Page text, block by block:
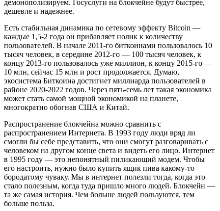
демонополизируем. Госуслуги на блокчейне будут быстрее,
дешевле и надежнее.
Есть стабильная динамика по сетевому эффекту Bitcoin —
каждые 1,5-2 года он прибавляет нолик к количеству
пользователей. В начале 2011-го биткоинами пользовалось 10
тысяч человек, в середине 2012-го — 100 тысяч человек, к
концу 2013-го пользовалось уже миллион, к концу 2015-го —
10 млн, сейчас 15 млн и рост продолжается. Думаю,
экосистема Биткоина достигнет миллиарда пользователей в
районе 2020-2022 годов. Через пять-семь лет такая экономика
может стать самой мощной экономикой на планете,
многократно обогнав США и Китай.
Распространение блокчейна можно сравнить с
распространением Интернета. В 1993 году люди вряд ли
смогли бы себе представить, что они смогут разговаривать с
человеком на другом конце света и видеть его лицо. Интернет
в 1995 году — это непонятный пиликающий модем. Чтобы
его настроить, нужно было купить ящик пива какому-то
бородатому чуваку. Мы в интернет полезли тогда, когда это
стало полезным, когда туда пришло много людей. Блокчейн —
та же самая история. Чем больше людей пользуются, тем
больше польза.